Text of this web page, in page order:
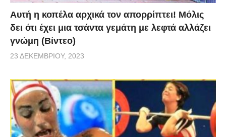
Αυτή η κοπέλα αρχικά τον απορρίπτει! Μόλις
δει ότι έχει μια τσάντα γεμάτη με λεφτά αλλάζει
γνώμη (Βίντεο)
23 ΔΕΚΕΜΒΡΊΟΥ, 2023